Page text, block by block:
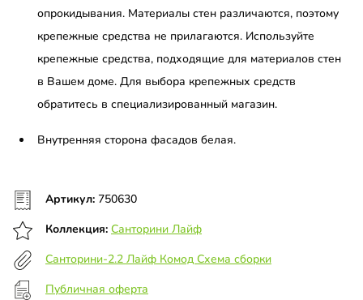
опрокидывания. Материалы стен различаются, поэтому
крепежные средства не прилагаются. Используйте
крепежные средства, подходящие для материалов стен
в Вашем доме. Для выбора крепежных средств
обратитесь в специализированный магазин.
Внутренняя сторона фасадов белая.
Артикул: 750630
Коллекция: Санторини Лайф
Санторини-2.2 Лайф Комод Схема сборки
Публичная оферта